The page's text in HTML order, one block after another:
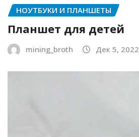
НОУТБУКИ И ПЛАНШЕТЫ
Планшет для детей
mining_broth Дек 5, 2022